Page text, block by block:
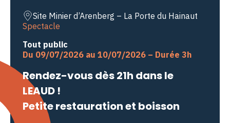
Site Minier d’Arenberg – La Porte du Hainaut
Spectacle
Tout public
Du 09/07/2026 au 10/07/2026 – Durée 3h
Rendez-vous dès 21h dans le
LEAUD !
Petite restauration et boisson